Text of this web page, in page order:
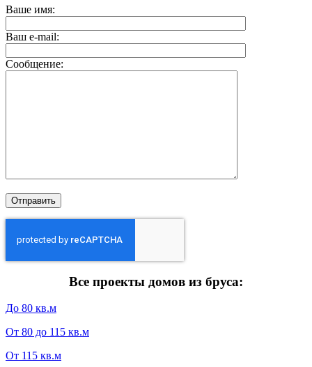
Ваше имя:
Ваш e-mail:
Сообщение:
Все проекты домов из бруса:
До 80 кв.м
От 80 до 115 кв.м
От 115 кв.м